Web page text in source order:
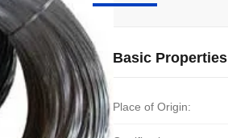
Basic Properties
Place of Origin: